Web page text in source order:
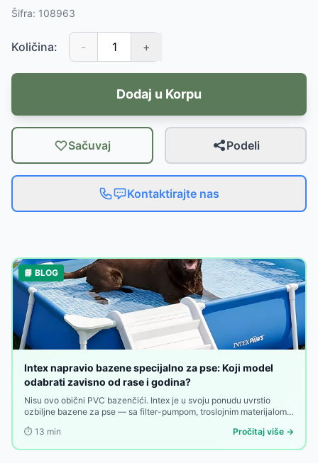
Šifra: 108963
Količina: - +
Dodaj u Korpu
Sačuvaj Podeli
Kontaktirajte nas
📘 BLOG
Intex napravio bazene specijalno za pse: Koji model
odabrati zavisno od rase i godina?
Nisu ovo obični PVC bazenčići. Intex je u svoju ponudu uvrstio
ozbiljne bazene za pse — sa filter-pumpom, troslojnim materijalom i
⏱️ 13 min Pročitaj više →